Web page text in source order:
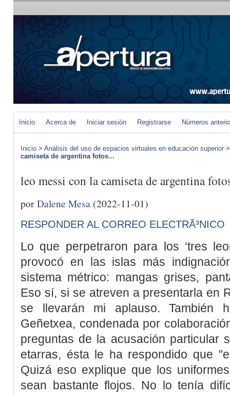
Inicio Acerca de Iniciar sesión Registrarse Números
Inicio > Análisis del uso de espacios virtuales en educación superior
camiseta de argentina fotos...
leo messi con la camiseta de argentina
porDalene Mesa (2022-11-01)
RESPONDER AL CORREO ELECTRÃ³NICO
Lo que perpetraron para los ‘tres
provocó en las islas más
sistema métrico: mangas grises,
Eso sí, si se atreven a presentarla en
se llevarán mi aplauso. También
Geñetxea, condenada por
preguntas de la acusación particular
etarras, ésta le ha respondido que
Quizá eso explique que los
sean bastante flojos. No lo tenía